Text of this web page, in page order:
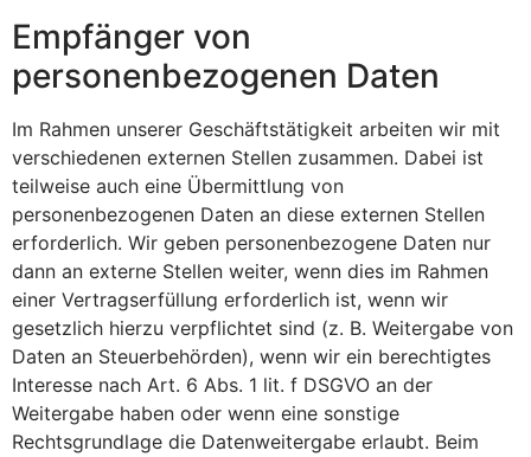
Empfänger von
personenbezogenen Daten
Im Rahmen unserer Geschäftstätigkeit arbeiten wir mit
verschiedenen externen Stellen zusammen. Dabei ist
teilweise auch eine Übermittlung von
personenbezogenen Daten an diese externen Stellen
erforderlich. Wir geben personenbezogene Daten nur
dann an externe Stellen weiter, wenn dies im Rahmen
einer Vertragserfüllung erforderlich ist, wenn wir
gesetzlich hierzu verpflichtet sind (z. B. Weitergabe von
Daten an Steuerbehörden), wenn wir ein berechtigtes
Interesse nach Art. 6 Abs. 1 lit. f DSGVO an der
Weitergabe haben oder wenn eine sonstige
Rechtsgrundlage die Datenweitergabe erlaubt. Beim